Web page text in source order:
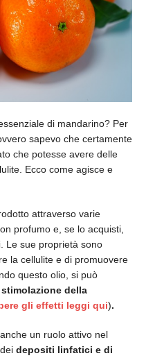
di mandarino? Per
sapevo che certamente
che potesse avere delle
Ecco come agisce e
attraverso varie
profumo e, se lo acquisti,
Le sue proprietà sono
la cellulite e di promuovere
questo olio, si può
stimolazione della
gli effetti leggi qui).
un ruolo attivo nel
dei depositi linfatici e di